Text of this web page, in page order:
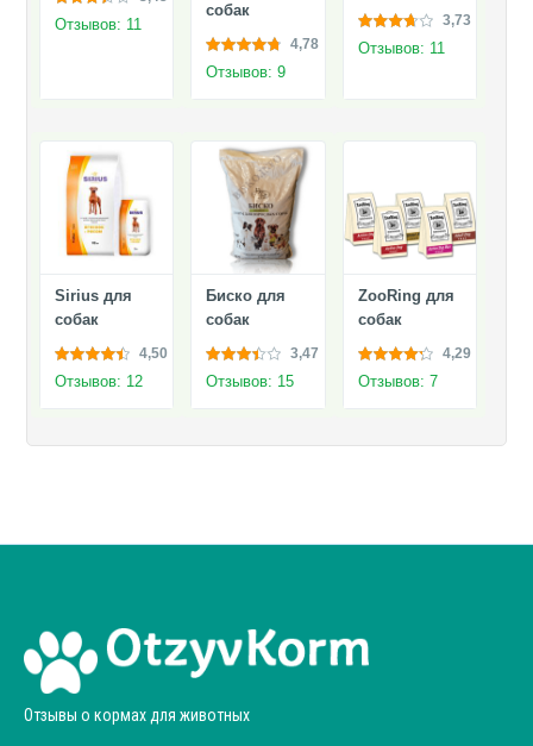
Отзывов: 11
собак
4,78
Отзывов: 9
3,73
Отзывов: 11
Sirius для
собак
4,50
Отзывов: 12
Биско для
собак
3,47
Отзывов: 15
ZooRing для
собак
4,29
Отзывов: 7
Отзывы о кормах для животных